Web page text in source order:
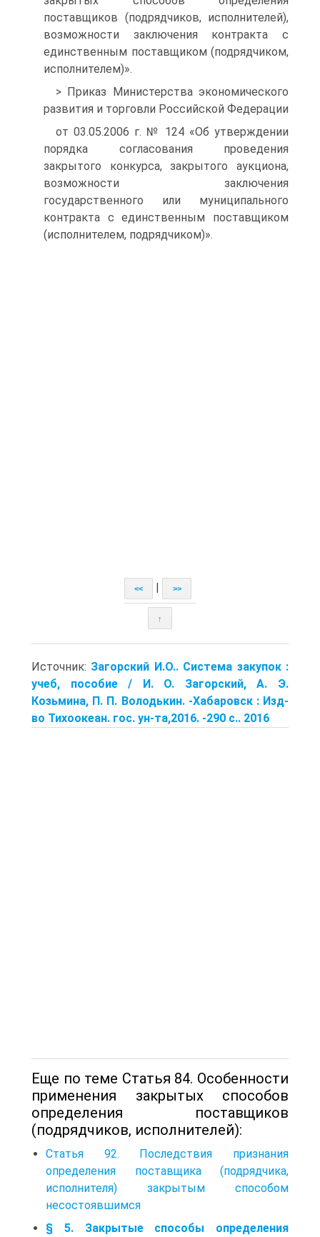
поставщиков (подрядчиков, исполнителей),
возможности заключения контракта с
единственным поставщиком (подрядчиком,
исполнителем)».
> Приказ Министерства экономического
развития и торговли Российской Федерации
от 03.05.2006 г. № 124 «Об утверждении
порядка согласования проведения
закрытого конкурса, закрытого аукциона,
возможности заключения
государственного или муниципального
контракта с единственным поставщиком
(исполнителем, подрядчиком)».
<< >>
↑
Источник: Загорский И.О.. Система закупок :
учеб, пособие / И. О. Загорский, А. Э.
Козьмина, П. П. Володькин. -Хабаровск : Изд-
во Тихоокеан. гос. ун-та,2016. -290 с.. 2016
Еще по теме Статья 84. Особенности
применения закрытых способов
определения поставщиков
(подрядчиков, исполнителей):
Статья 92. Последствия признания
определения поставщика (подрядчика,
исполнителя) закрытым способом
несостоявшимся
§ 5. Закрытые способы определения